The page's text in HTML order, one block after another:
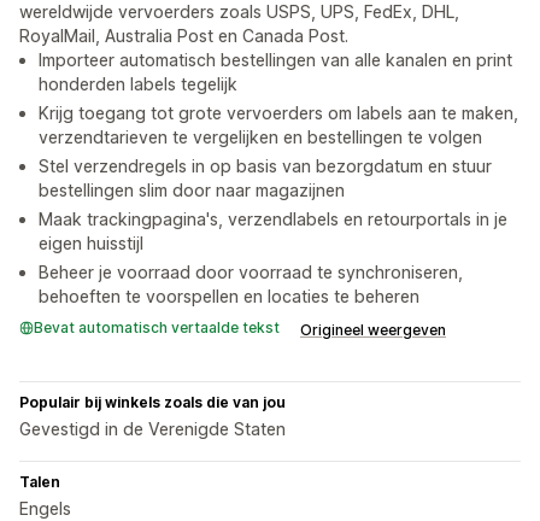
wereldwijde vervoerders zoals USPS, UPS, FedEx, DHL,
RoyalMail, Australia Post en Canada Post.
Importeer automatisch bestellingen van alle kanalen en print
honderden labels tegelijk
Krijg toegang tot grote vervoerders om labels aan te maken,
verzendtarieven te vergelijken en bestellingen te volgen
Stel verzendregels in op basis van bezorgdatum en stuur
bestellingen slim door naar magazijnen
Maak trackingpagina's, verzendlabels en retourportals in je
eigen huisstijl
Beheer je voorraad door voorraad te synchroniseren,
behoeften te voorspellen en locaties te beheren
Bevat automatisch vertaalde tekst Origineel weergeven
Populair bij winkels zoals die van jou
Gevestigd in de Verenigde Staten
Talen
Engels